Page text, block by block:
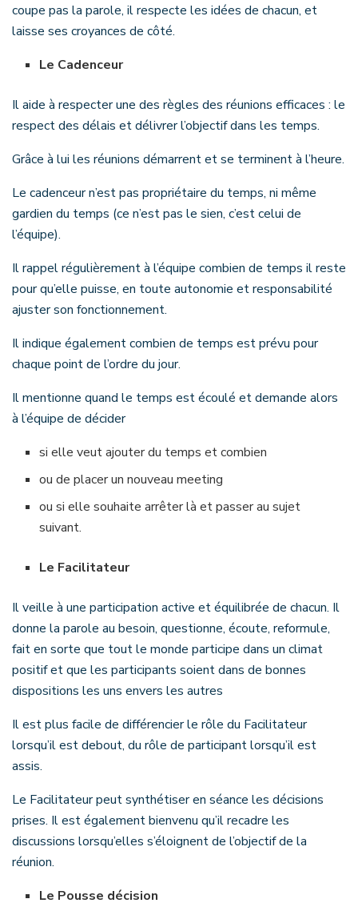
coupe pas la parole, il respecte les idées de chacun, et
laisse ses croyances de côté.
Le Cadenceur
Il aide à respecter une des règles des réunions efficaces : le
respect des délais et délivrer l’objectif dans les temps.
Grâce à lui les réunions démarrent et se terminent à l’heure.
Le cadenceur n’est pas propriétaire du temps, ni même
gardien du temps (ce n’est pas le sien, c’est celui de
l’équipe).
Il rappel régulièrement à l’équipe combien de temps il reste
pour qu’elle puisse, en toute autonomie et responsabilité
ajuster son fonctionnement.
Il indique également combien de temps est prévu pour
chaque point de l’ordre du jour.
Il mentionne quand le temps est écoulé et demande alors
à l’équipe de décider
si elle veut ajouter du temps et combien
ou de placer un nouveau meeting
ou si elle souhaite arrêter là et passer au sujet
suivant.
Le Facilitateur
Il veille à une participation active et équilibrée de chacun. Il
donne la parole au besoin, questionne, écoute, reformule,
fait en sorte que tout le monde participe dans un climat
positif et que les participants soient dans de bonnes
dispositions les uns envers les autres
Il est plus facile de différencier le rôle du Facilitateur
lorsqu’il est debout, du rôle de participant lorsqu’il est
assis.
Le Facilitateur peut synthétiser en séance les décisions
prises. Il est également bienvenu qu’il recadre les
discussions lorsqu’elles s’éloignent de l’objectif de la
réunion.
Le Pousse décision